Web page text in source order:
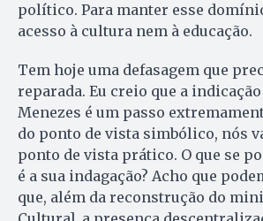
político. Para manter esse
acesso à cultura nem à educação.
Tem hoje uma defasagem que
reparada. Eu creio que a
Menezes é um passo
do ponto de vista simbólico, nós
ponto de vista prático. O que se
é a sua indagação? Acho que
que, além da reconstrução do